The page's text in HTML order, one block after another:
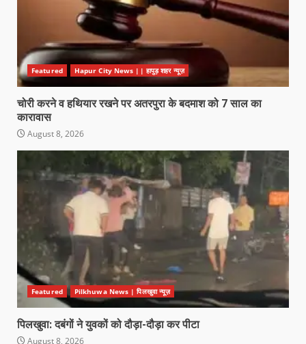
Featured Hapur City News || हापुड़ शहर न्यूज़
चोरी करने व हथियार रखने पर अतरपुरा के बदमाश को 7 साल का
कारावास
August 8, 2026
Featured Pilkhuwa News | पिलखुवा न्यूज़
पिलखुवा: दबंगों ने युवकों को दौड़ा-दौड़ा कर पीटा
August 8, 2026